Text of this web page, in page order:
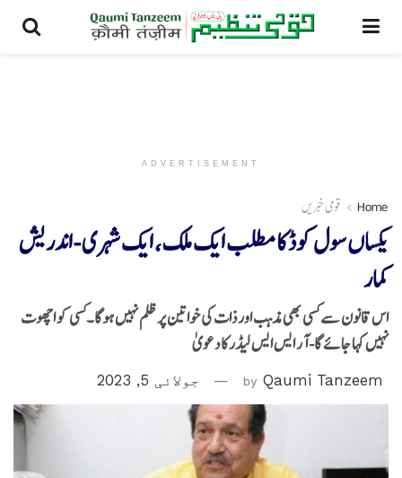
ADVERTISEMENT
Home قومی خبریں
یکساں سول کوڈ کا مطلب ایک ملک، ایک شہری -اندریش
کمار
اس قانون سے کسی بھی مذہب اور ذات کی خواتین پر ظلم نہیں ہوگا۔کسی کو اچھوت
نہیں کہا جائے گا- آر ایس ایس لیڈر کا دعویٰ
by Qaumi Tanzeem جولائی 5, 2023